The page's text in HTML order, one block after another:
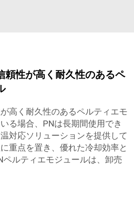
頼性が高く耐久性のあるペ
高く耐久性のあるペルティエモ
る場合、PNは長期間使用でき
対応ソリューションを提供して
重点を置き、優れた冷却効率と
ルティエモジュールは、卸売